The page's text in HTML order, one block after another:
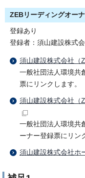
ZEBリーディングオー
登録あり
登録者：須山建設株式
須山建設株式会社（
一般社団法人環境共
票にリンクします。
須山建設株式会社（
一般社団法人環境共
ーナー登録票にリン
須山建設株式会社ホ